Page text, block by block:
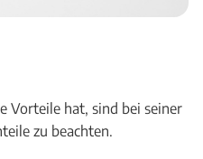
Vorteile hat, sind bei seiner
zu beachten.